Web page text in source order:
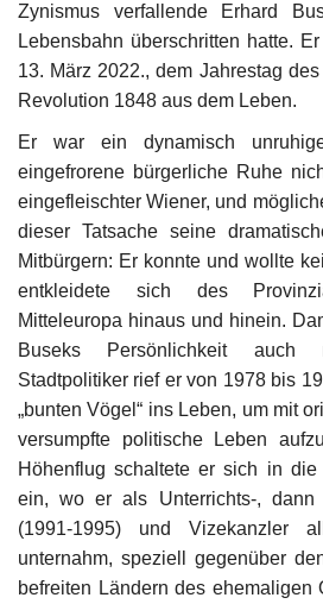
Sport
Presse
Veranstaltungen
Humor
Unser Briefkasten
Galerie
Lasst uns erinnern †
Language
Zynismus verfallende Erhard
Lebensbahn überschritten hatte.
13. März 2022., dem Jahrestag
Revolution 1848 aus dem Leben.
Er war ein dynamisch
eingefrorene bürgerliche Ruhe
eingefleischter Wiener, und
dieser Tatsache seine
Mitbürgern: Er konnte und wollte
entkleidete sich des
Mitteleuropa hinaus und hinein.
Buseks Persönlichkeit
Stadtpolitiker rief er von 1978 bis
„bunten Vögel“ ins Leben, um mit
versumpfte politische Leben
Höhenflug schaltete er sich in die
ein, wo er als Unterrichts-, dann
(1991-1995) und Vizekanzler
unternahm, speziell gegenüber
befreiten Ländern des ehemaligen